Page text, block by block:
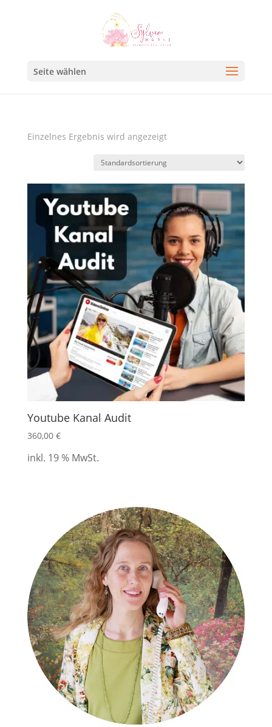
Seite wählen
Einzelnes Ergebnis wird angezeigt
Youtube Kanal Audit
360,00 €
inkl. 19 % MwSt.